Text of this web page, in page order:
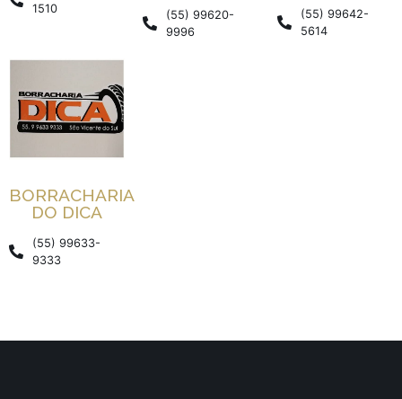
1510
(55) 99620-
9996
(55) 99642-
5614
BORRACHARIA
DO DICA
(55) 99633-
9333